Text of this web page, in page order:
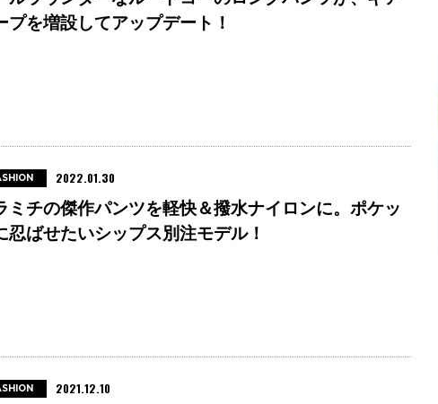
プを増設してアップデート！
ミチの傑作パンツを軽快＆撥水ナイロンに。ポケッ
忍ばせたいシップス別注モデル！
2022.01.30
2021.12.10